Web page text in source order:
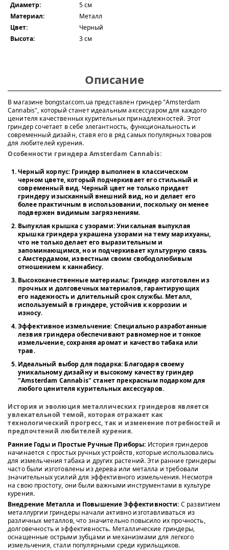
Диаметр:
5 см
Материал:
Металл
Цвет:
Черный
Высота:
3 см
Описание
В магазине bongstar.com.ua представлен гриндер "Amsterdam
Cannabis", который станет идеальным аксессуаром для каждого
ценителя качественных курительных принадлежностей. Этот
гриндер сочетает в себе элегантность, функциональность и
современный дизайн, ставя его в ряд самых популярных товаров
для любителей курения.
Особенности гриндера Amsterdam Cannabis:
Черный корпус: Гриндер выполнен в классическом
черном цвете, который подчеркивает его стильный и
современный вид. Черный цвет не только придает
гриндеру изысканный внешний вид, но и делает его
более практичным в использовании, поскольку он менее
подвержен видимым загрязнениям.
Выпуклая крышка с узорами: Уникальная выпуклая
крышка гриндера украшена узорами на тему марихуаны,
что не только делает его выразительным и
запоминающимся, но и подчеркивает культурную связь
с Амстердамом, известным своим свободолюбивым
отношением к каннабису.
Высококачественные материалы: Гриндер изготовлен из
прочных и долговечных материалов, гарантирующих
его надежность и длительный срок службы. Металл,
используемый в гриндере, устойчив к коррозии и
износу.
Эффективное измельчение: Специально разработанные
лезвия гриндера обеспечивают равномерное и тонкое
измельчение, сохраняя аромат и качество табака или
трав.
Идеальный выбор для подарка: Благодаря своему
уникальному дизайну и высокому качеству гриндер
"Amsterdam Cannabis" станет прекрасным подарком для
любого ценителя курительных аксессуаров.
История и эволюция металлических гриндеров является
увлекательной темой, которая отражает как
технологический прогресс, так и изменение потребностей и
предпочтений любителей курения.
Ранние Годы и Простые Ручные Приборы: История гриндеров
начинается с простых ручных устройств, которые использовались
для измельчения табака и других растений. Эти ранние гриндеры
часто были изготовлены из дерева или металла и требовали
значительных усилий для эффективного измельчения. Несмотря
на свою простоту, они были важными инструментами в культуре
курения.
Внедрение Металла и Повышение Эффективности: С развитием
металлургии гриндеры начали активно изготавливаться из
различных металлов, что значительно повысило их прочность,
долговечность и эффективность. Металлические гриндеры,
оснащенные острыми зубцами и механизмами для легкого
измельчения, стали популярными среди курильщиков.